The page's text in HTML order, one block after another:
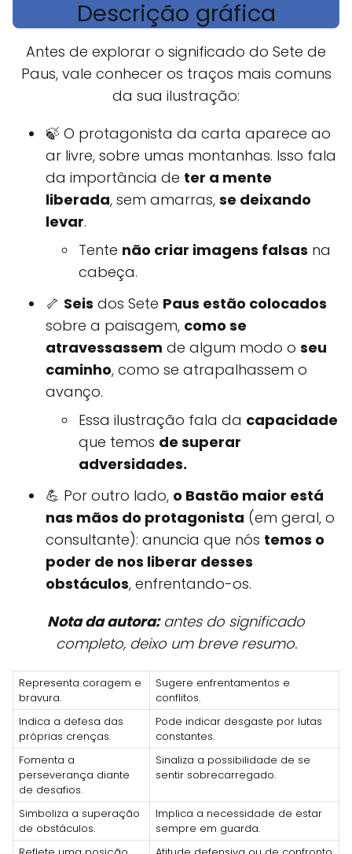
Descrição gráfica
Antes de explorar o significado do Sete de
Paus, vale conhecer os traços mais comuns
da sua ilustração:
🍃 O protagonista da carta aparece ao
ar livre, sobre umas montanhas. Isso fala
da importância de ter a mente
liberada, sem amarras, se deixando
levar.
Tente não criar imagens falsas na
cabeça.
🦴 Seis dos Sete Paus estão colocados
sobre a paisagem, como se
atravessassem de algum modo o seu
caminho, como se atrapalhassem o
avanço.
Essa ilustração fala da capacidade
que temos de superar
adversidades.
💪 Por outro lado, o Bastão maior está
nas mãos do protagonista (em geral, o
consultante): anuncia que nós temos o
poder de nos liberar desses
obstáculos, enfrentando-os.
Nota da autora:antes do significado
completo, deixo um breve resumo.
Representa coragem e
bravura.
Sugere enfrentamentos e
conflitos.
Indica a defesa das
próprias crenças.
Pode indicar desgaste por lutas
constantes.
Fomenta a
perseverança diante
de desafios.
Sinaliza a possibilidade de se
sentir sobrecarregado.
Simboliza a superação
de obstáculos.
Implica a necessidade de estar
sempre em guarda.